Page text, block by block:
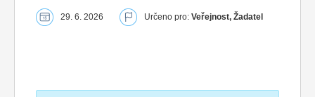
29. 6. 2026 Určeno pro: Veřejnost, Žadatel